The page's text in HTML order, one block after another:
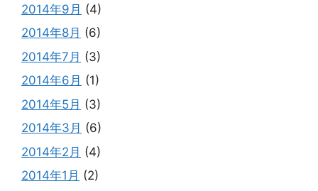
2014年9月 (4)
2014年8月 (6)
2014年7月 (3)
2014年6月 (1)
2014年5月 (3)
2014年3月 (6)
2014年2月 (4)
2014年1月 (2)